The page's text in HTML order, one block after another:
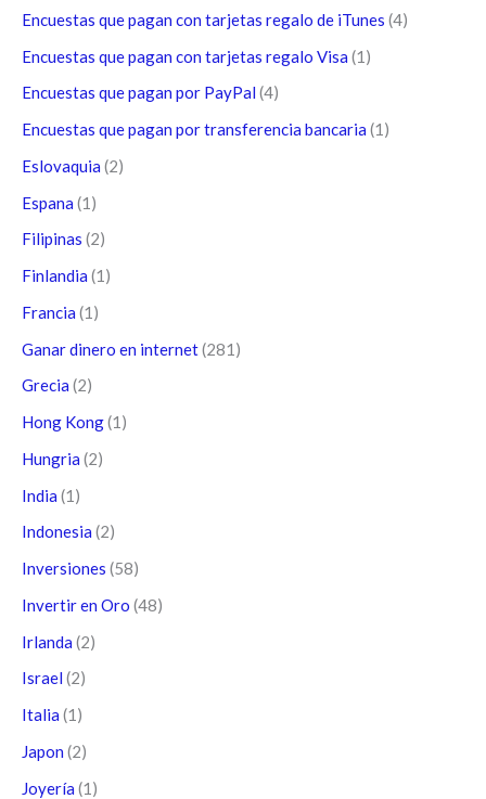
Encuestas que pagan con tarjetas regalo de iTunes (4)
Encuestas que pagan con tarjetas regalo Visa (1)
Encuestas que pagan por PayPal (4)
Encuestas que pagan por transferencia bancaria (1)
Eslovaquia (2)
Espana (1)
Filipinas (2)
Finlandia (1)
Francia (1)
Ganar dinero en internet(281)
Grecia (2)
Hong Kong(1)
Hungria (2)
India (1)
Indonesia (2)
Inversiones (58)
Invertir en Oro (48)
Irlanda (2)
Israel (2)
Italia (1)
Japon (2)
Joyería (1)